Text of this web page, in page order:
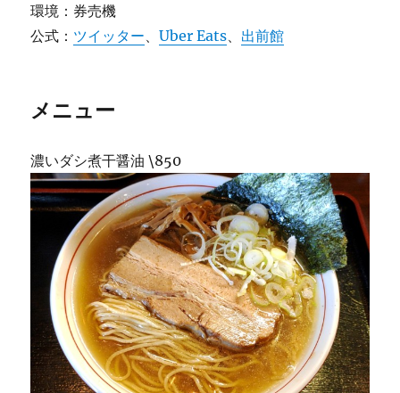
環境：券売機
公式： ツイッター、Uber Eats、 出前館
メニュー
濃いダシ煮干醤油 \850